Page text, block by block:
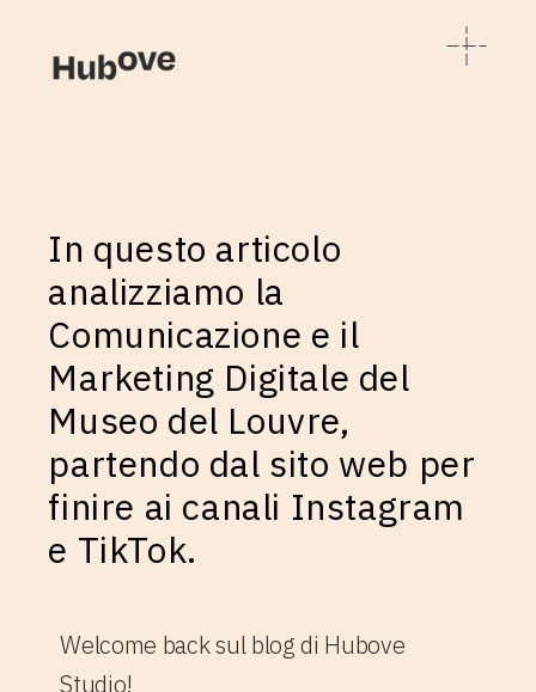
In questo articolo
analizziamo la
Comunicazione e il
Marketing Digitale del
Museo del Louvre,
partendo dal sito web per
finire ai canali Instagram
e TikTok.
Welcome back sul blog di Hubove
Studio!